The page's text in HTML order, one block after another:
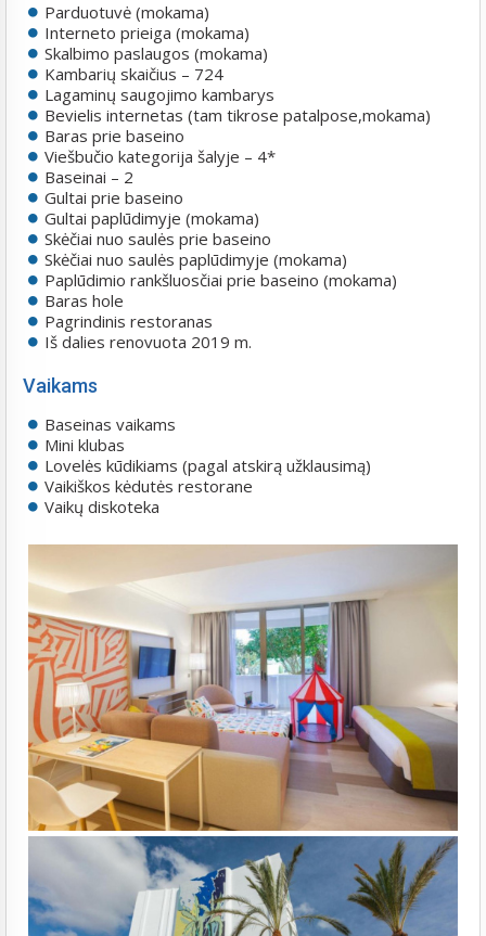
Parduotuvė (mokama)
Interneto prieiga (mokama)
Skalbimo paslaugos (mokama)
Kambarių skaičius – 724
Lagaminų saugojimo kambarys
Bevielis internetas (tam tikrose patalpose,mokama)
Baras prie baseino
Viešbučio kategorija šalyje – 4*
Baseinai – 2
Gultai prie baseino
Gultai paplūdimyje (mokama)
Skėčiai nuo saulės prie baseino
Skėčiai nuo saulės paplūdimyje (mokama)
Paplūdimio rankšluosčiai prie baseino (mokama)
Baras hole
Pagrindinis restoranas
Iš dalies renovuota 2019 m.
Vaikams
Baseinas vaikams
Mini klubas
Lovelės kūdikiams (pagal atskirą užklausimą)
Vaikiškos kėdutės restorane
Vaikų diskoteka